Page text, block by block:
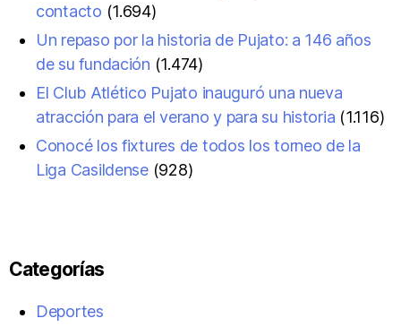
contacto (1.694)
Un repaso por la historia de Pujato: a 146 años
de su fundación (1.474)
El Club Atlético Pujato inauguró una nueva
atracción para el verano y para su historia (1.116)
Conocé los fixtures de todos los torneo de la
Liga Casildense (928)
Categorías
Deportes